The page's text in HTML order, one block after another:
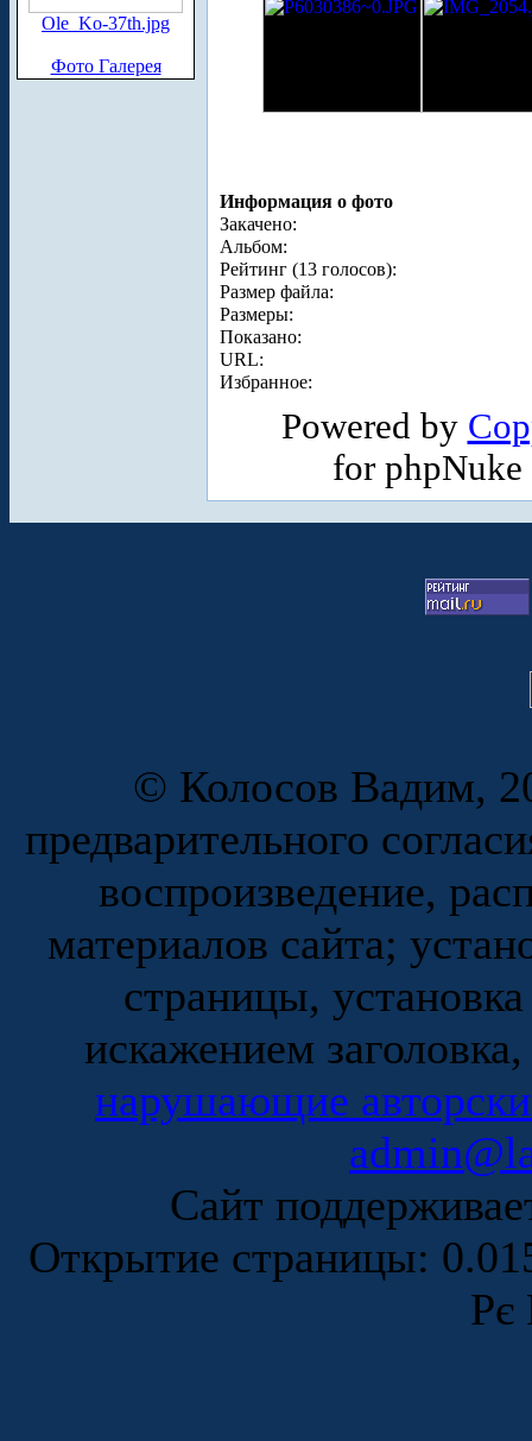
Ole_Ko-37th.jpg
Фото Галерея
Информация о фото
Закачено:
Альбом:
Рейтинг (13 голосов):
Размер файла:
Размеры:
Показано:
URL:
Избранное:
Powered by
for
© Колосов Вадим,
предварительного
воспроизведение,
материалов сайта;
страницы,
искажением
нарушающие
Сайт
Открытие страницы:
Рє